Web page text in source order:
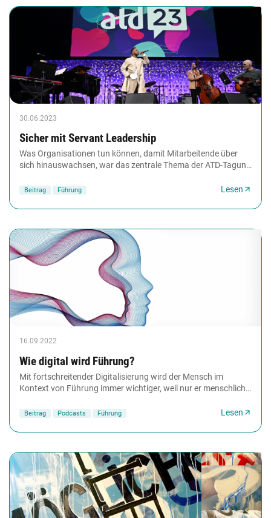
30.06.2023
Sicher mit Servant Leadership
Was Organisationen tun können, damit Mitarbeitende über
sich hinauswachsen, war das zentrale Thema der ATD-Tagung
Beitrag Führung Lesen
16.09.2022
Wie digital wird Führung?
Mit fortschreitender Digitalisierung wird der Mensch im
Kontext von Führung immer wichtiger, weil nur er menschliche
Beitrag Podcasts Führung Lesen